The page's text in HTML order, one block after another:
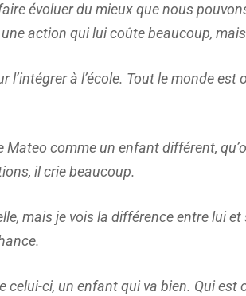
évoluer du mieux que nous
action qui lui coûte beaucoup,
l’intégrer à l’école. Tout le monde
Mateo comme un enfant différent,
il crie beaucoup.
mais je vois la différence entre lui
celui-ci, un enfant qui va bien. Qui